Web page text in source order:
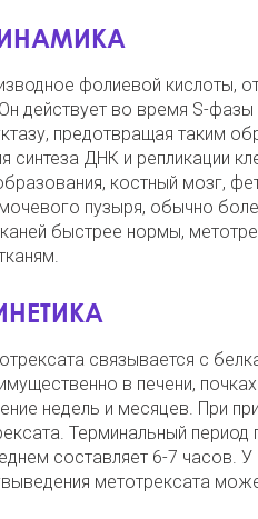
фолиевой кислоты,
действует во время S-
предотвращая таким
синтеза ДНК и репликации
костный мозг,
пузыря, обычно
быстрее нормы,
связывается с
в печени,
недель и месяцев. При
Терминальный
составляет 6-7 часов.
метотрексата